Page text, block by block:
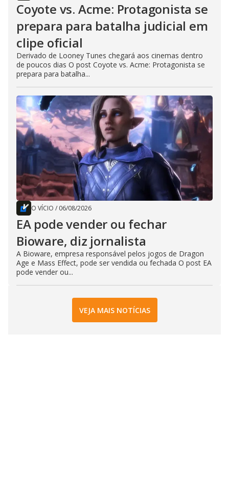
Coyote vs. Acme: Protagonista se
prepara para batalha judicial em
clipe oficial
Derivado de Looney Tunes chegará aos cinemas dentro
de poucos dias O post Coyote vs. Acme: Protagonista se
prepara para batalha...
O VÍCIO / 06/08/2026
EA pode vender ou fechar
Bioware, diz jornalista
A Bioware, empresa responsável pelos jogos de Dragon
Age e Mass Effect, pode ser vendida ou fechada O post EA
pode vender ou...
VEJA MAIS NOTÍCIAS